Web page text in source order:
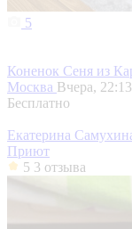
5
Коненок Сеня из
Москва Вчера, 22:13
Бесплатно
Екатерина
Приют
5 3 отзыва